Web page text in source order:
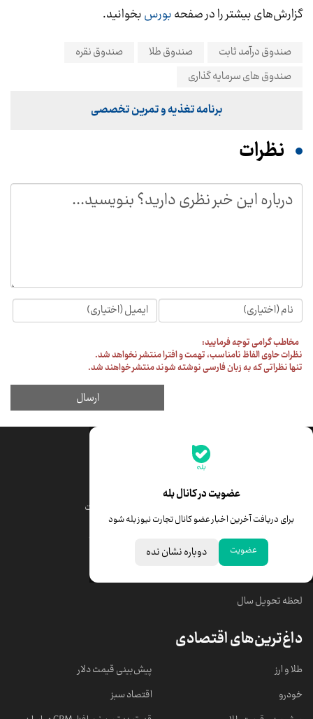
عضویت در کانال بله
برای دریافت آخرین اخبار عضو کانال تجارت نیوز بله شود
عضویت دوباره نشان نده
جدیدترین قیمت‌ها
قیمت درهم امارات
خبرهای مهم
لحظه تحویل سال
داغ‌ترین‌های اقتصادی
طلا و ارز
خودرو
پیش‌بینی قیمت دلار
اقتصاد سبز